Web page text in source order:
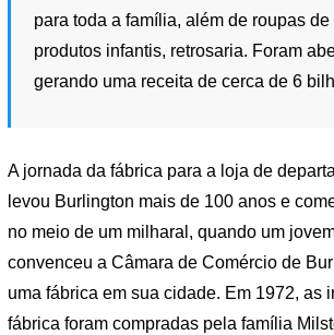
para toda a família, além de roupas
produtos infantis, retrosaria. Foram
gerando uma receita de cerca de 6
A jornada da fábrica para a loja de
levou Burlington mais de 100 anos e
no meio de um milharal, quando um
convenceu a Câmara de Comércio de
uma fábrica em sua cidade. Em 1972, as
fábrica foram compradas pela família